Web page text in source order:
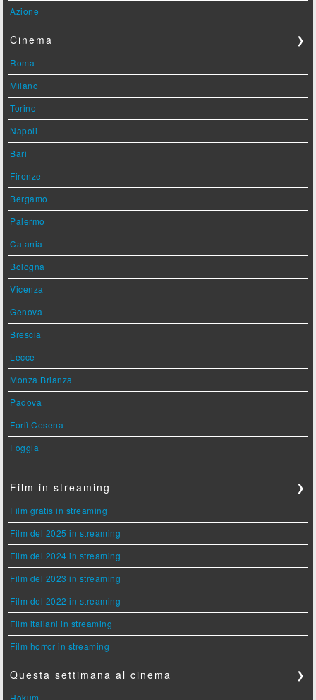
Azione
Cinema ❯
Roma
Milano
Torino
Napoli
Bari
Firenze
Bergamo
Palermo
Catania
Bologna
Vicenza
Genova
Brescia
Lecce
Monza Brianza
Padova
Forlì Cesena
Foggia
Film in streaming ❯
Film gratis in streaming
Film del 2025 in streaming
Film del 2024 in streaming
Film del 2023 in streaming
Film del 2022 in streaming
Film italiani in streaming
Film horror in streaming
Questa settimana al cinema ❯